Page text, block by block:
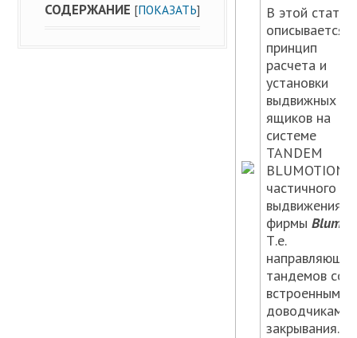
СОДЕРЖАНИЕ [ПОКАЗАТЬ]
В этой статье
описывается
принцип
расчета и
установки
выдвижных
ящиков на
системе
TANDEM
BLUMOTION
частичного
выдвижения
фирмыBlum
Т.е.
тандемов со
встроенными
доводчиками
закрывания.